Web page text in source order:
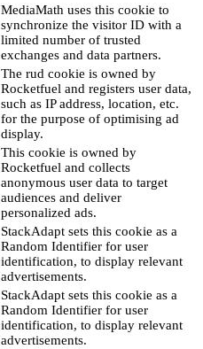
MediaMath uses this cookie to
synchronize the visitor ID with a
limited number of trusted
exchanges and data partners.
The rud cookie is owned by
Rocketfuel and registers user data,
such as IP address, location, etc.
for the purpose of optimising ad
display.
This cookie is owned by
Rocketfuel and collects
anonymous user data to target
audiences and deliver
personalized ads.
StackAdapt sets this cookie as a
Random Identifier for user
identification, to display relevant
advertisements.
StackAdapt sets this cookie as a
Random Identifier for user
identification, to display relevant
advertisements.